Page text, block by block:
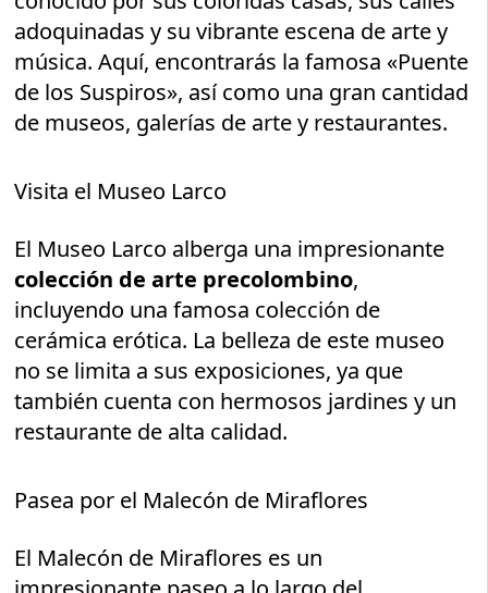
adoquinadas y su vibrante escena de arte y
música. Aquí, encontrarás la famosa «Puente
de los Suspiros», así como una gran cantidad
de museos, galerías de arte y restaurantes.
Visita el Museo Larco
El Museo Larco alberga una impresionante
colección de arte precolombino,
incluyendo una famosa colección de
cerámica erótica. La belleza de este museo
no se limita a sus exposiciones, ya que
también cuenta con hermosos jardines y un
restaurante de alta calidad.
Pasea por el Malecón de Miraflores
El Malecón de Miraflores es un